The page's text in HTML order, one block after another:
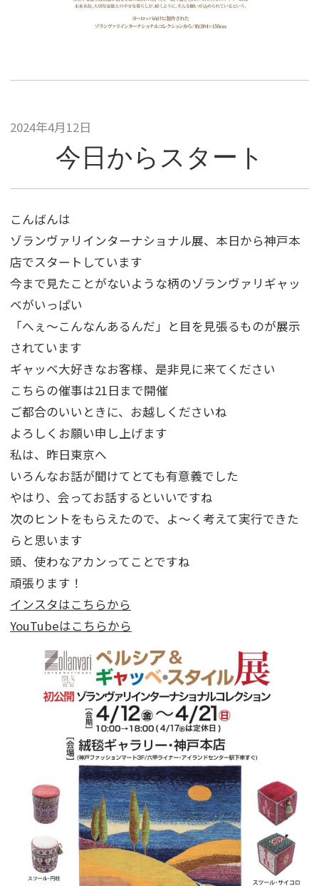
2024年4月12日
今日からスタート
こんばんは
ゾランヴァリインターナショナル展、本日から神戸本
店でスタートしています
今まで見たことがないような柄のゾランヴァリギャッ
ベがいっぱい
「へぇ～こんなんあるんだ」と目を見張るものが展示
されています
ギャッベ大好きなお客様、是非見に来てください
こちらの催事は21日まで開催
ご都合のいいときに、お越しくださいね
よろしくお願い申し上げます
私は、昨日東京へ
いろんなお話が聞けてとても有意義でした
やはり、会ってお話するといいですね
次のヒントをもらえたので、よ～く考えて実行できた
らと思います
頭、使わなアカンってことですね
頑張ります！
インスタはこちらから
YouTubeはこちらから